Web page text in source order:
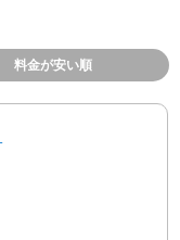
料金が安い順